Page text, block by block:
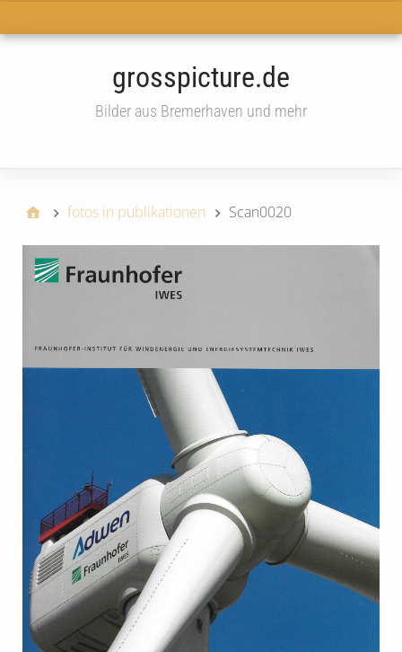
grosspicture.de
Bilder aus Bremerhaven und mehr
fotos in publikationen Scan0020